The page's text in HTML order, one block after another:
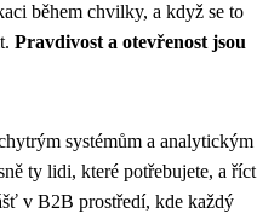
během chvilky, a když se to
Pravdivost a otevřenost jsou
systémům a analytickým
ty lidi, které potřebujete, a říct
v B2B prostředí, kde každý